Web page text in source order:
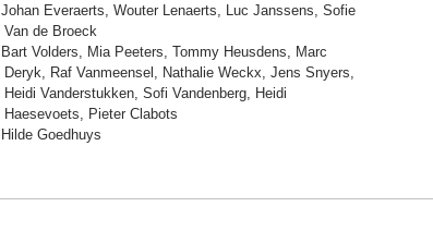
Johan Everaerts, Wouter Lenaerts, Luc Janssens, Sofie
Van de Broeck
Bart Volders, Mia Peeters, Tommy Heusdens, Marc
Deryk, Raf Vanmeensel, Nathalie Weckx, Jens Snyers,
Heidi Vanderstukken, Sofi Vandenberg, Heidi
Haesevoets, Pieter Clabots
Hilde Goedhuys